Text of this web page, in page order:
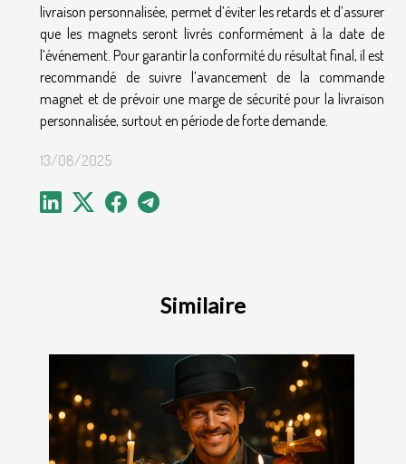
Similaire
livraison personnalisée, permet d’éviter les retards et d’assurer
que les magnets seront livrés conformément à la date de
l’événement. Pour garantir la conformité du résultat final, il est
recommandé de suivre l’avancement de la commande
magnet et de prévoir une marge de sécurité pour la livraison
personnalisée, surtout en période de forte demande.
13/08/2025